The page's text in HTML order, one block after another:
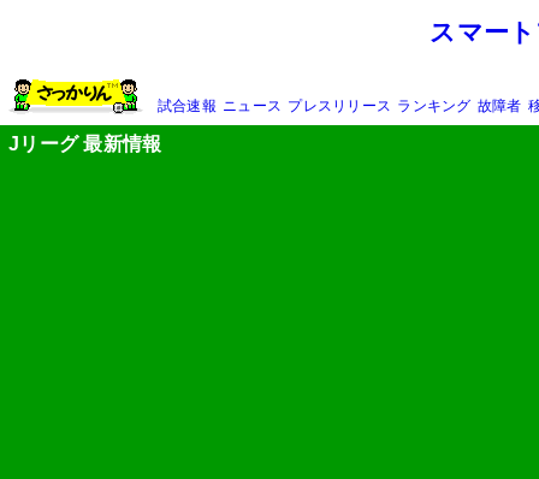
スマー
試合速報 ニュース プレスリリース ランキング 故障者
Jリーグ 最新情報